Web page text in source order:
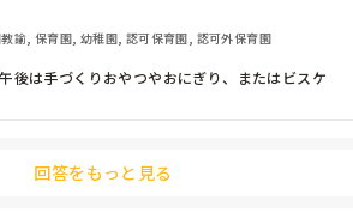
諭, 保育園, 幼稚園, 認可保育園, 認可外保育園
後は手づくりおやつやおにぎり、またはビスケ
回答をもっと見る